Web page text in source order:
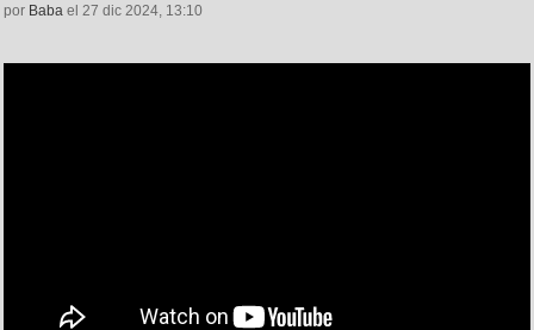
por Baba el 27 dic 2024, 13:10